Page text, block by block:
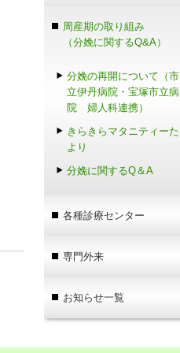
周産期の取り組み
（分娩に関するQ&A）
分娩の再開について（市
立伊丹病院・宝塚市立病
院 婦人科連携）
きらきらマタニティーた
より
分娩に関するQ＆A
各種診療センター
専門外来
お知らせ一覧